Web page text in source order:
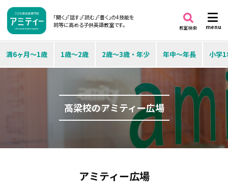
「聞く」「話す」「読む」「書く」の4技能を
同等に高める子供英語教室です。
menu
教室検索
満6ヶ月～1歳 1歳～2歳 2歳～3歳・年少 年中～年長 小学
高梁校のアミティー広場
アミティー広場